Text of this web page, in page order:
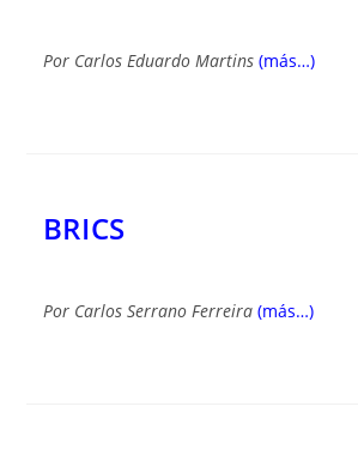
Por Carlos Eduardo Martins (más…)
BRICS
Por Carlos Serrano Ferreira (más…)